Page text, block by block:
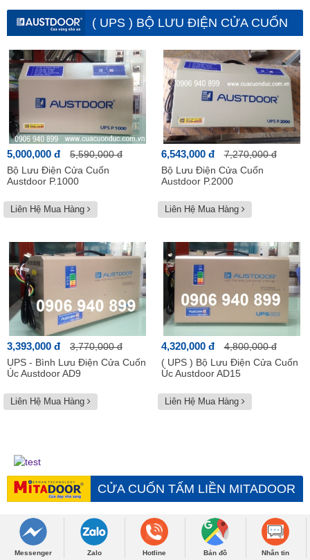
( UPS ) BỘ LƯU ĐIỆN CỬA CUỐN
AUSTDOOR
Xem tất cả
5,000,000 đ
5,590,000 đ
Bộ Lưu Điện Cửa Cuốn
Austdoor P.1000
Liên Hệ Mua Hàng
6,543,000 đ
7,270,000 đ
Bộ Lưu Điện Cửa Cuốn
Austdoor P.2000
Liên Hệ Mua Hàng
3,393,000 đ
3,770,000 đ
UPS - Bình Lưu Điện Cửa Cuốn
Úc Austdoor AD9
Liên Hệ Mua Hàng
4,320,000 đ
4,800,000 đ
( UPS ) Bộ Lưu Điện Cửa Cuốn
Úc Austdoor AD15
Liên Hệ Mua Hàng
CỬA CUỐN TẤM LIỀN MITADOOR
Xem tất cả
Messenger Zalo Hotline Bản đồ Nhắn tin